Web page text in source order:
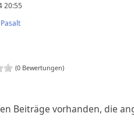
20:55
(0 Bewertungen)
Beiträge vorhanden, die